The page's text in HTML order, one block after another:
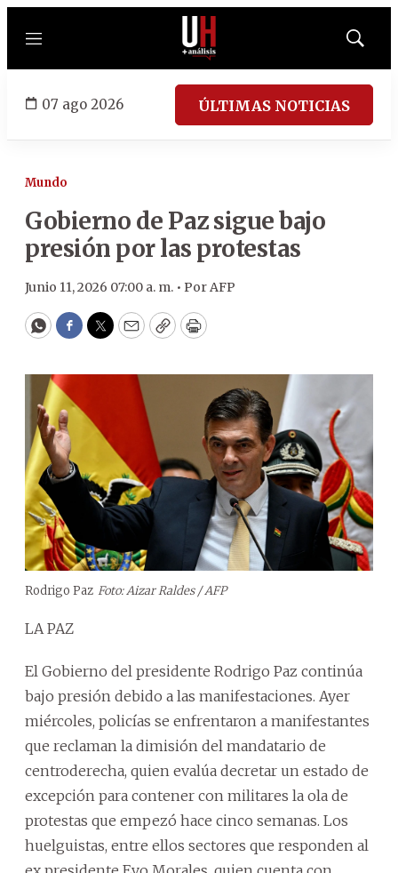
Menú
Mostrar
07 ago 2026 ÚLTIMAS NOTICIAS
Mundo
Gobierno de Paz sigue bajo
presión por las protestas
Junio 11, 2026 07:00 a. m. • PorAFP
WhatsApp
Facebook
Twitter
EmailCopyPrint
Rodrigo Paz Foto: Aizar Raldes / AFP
LA PAZ
El Gobierno del presidente Rodrigo Paz continúa
bajo presión debido a las manifestaciones. Ayer
miércoles, policías se enfrentaron a manifestantes
que reclaman la dimisión del mandatario de
centroderecha, quien evalúa decretar un estado de
excepción para contener con militares la ola de
protestas que empezó hace cinco semanas. Los
huelguistas, entre ellos sectores que responden al